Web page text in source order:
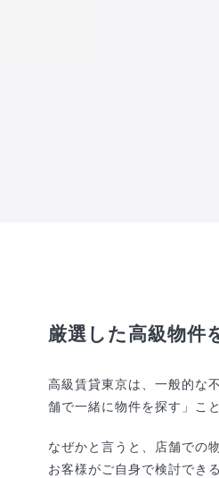
厳選した高級物件
高級賃貸東京は、一般的な
舗で一緒に物件を探す」こ
なぜかと言うと、店舗での
お客様がご自身で検討でき